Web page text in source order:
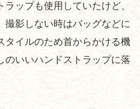
ップも使用していたけど、
撮影しない時はバッグなどに
タイルのため首からかける機
のいいハンドストラップに落